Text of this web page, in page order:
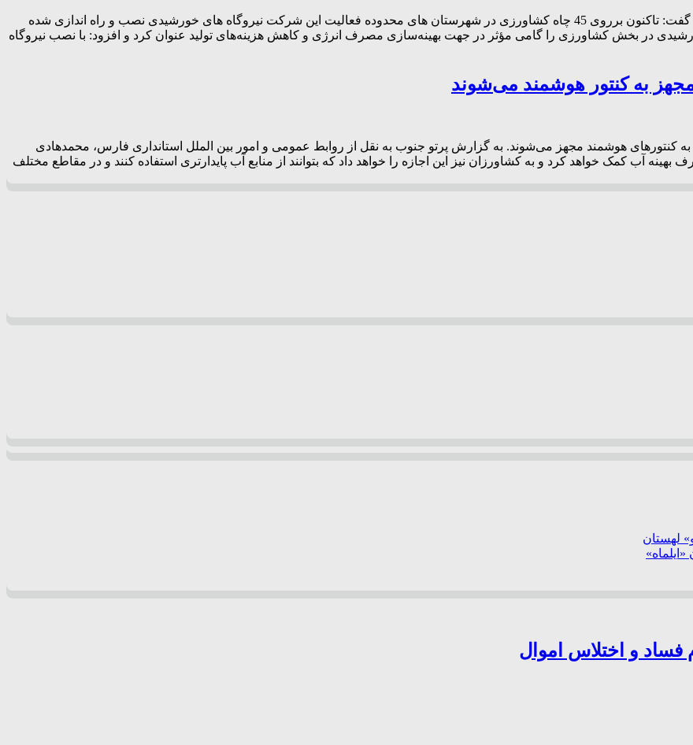
معاون بهره برداری و دیسپاچینگ شرکت توزیع نیروی برق استان فارس گفت: تاکنون برروی 45 چاه کشاورزی در شهرستان های محدوده فعالیت این شرکت نیروگاه های خورشیدی نصب و راه اندازی شده
در بخش کشاورزی را گامی مؤثر در جهت بهینه‌سازی مصرف انرژی و کاهش هزینه‌های تولید عنوان کرد و افزود: با نصب نیروگاه
به کنتور هوشمند می‌شوند
گفت: تمام چاه‌های کشاورزی استان ظرف ۲ سال آینده به کنتورهای هوشمند مجهز می‌شوند. به گزارش پرتو جنوب به نقل از روابط عمومی و امور بین الملل استانداری فارس، محمدهادی
آب کمک خواهد کرد و به کشاورزان نیز این اجازه را خواهد داد که بتوانند از منابع آب پایدارتری استفاده کنند و در مقاطع مختلف
لهستان
فساد و اختلاس اموال